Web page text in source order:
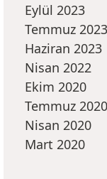
Eylül 2023
Temmuz 2023
Haziran 2023
Nisan 2022
Ekim 2020
Temmuz 2020
Nisan 2020
Mart 2020